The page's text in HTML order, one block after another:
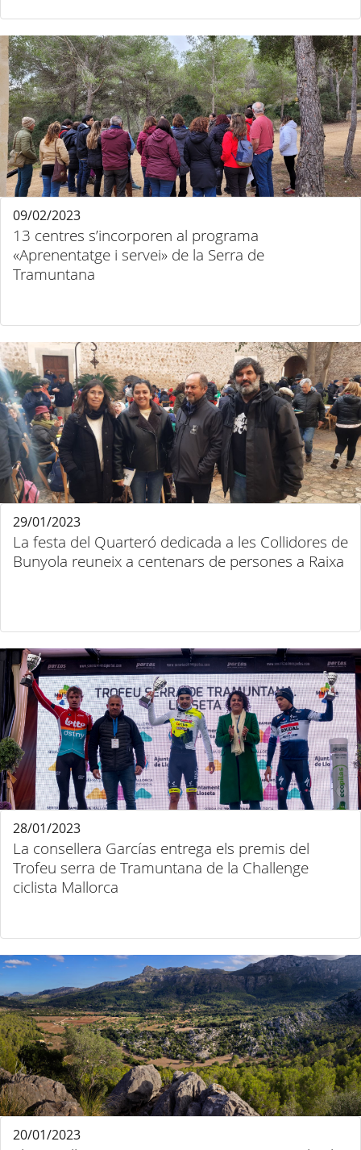
13 centres s’incorporen al programa
«Aprenentatge i servei» de la Serra de
Tramuntana
09/02/2023
La festa del Quarteró dedicada a les Collidores de
Bunyola reuneix a centenars de persones a Raixa
29/01/2023
La consellera Garcías entrega els premis del
Trofeu serra de Tramuntana de la Challenge
ciclista Mallorca
28/01/2023
20/01/2023